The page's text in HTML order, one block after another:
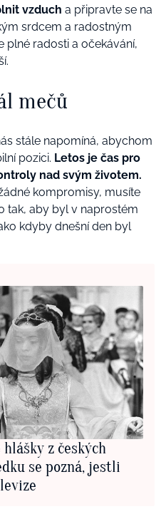
vzduch a připravte se na
srdcem a radostným
plné radosti a očekávání,
mečů
s stále napomíná, abychom
pozici. Letos je čas pro
nad svým životem.
kompromisy, musíte
tak, aby byl v naprostém
kdyby dnešní den byl
z českých
se pozná, jestli